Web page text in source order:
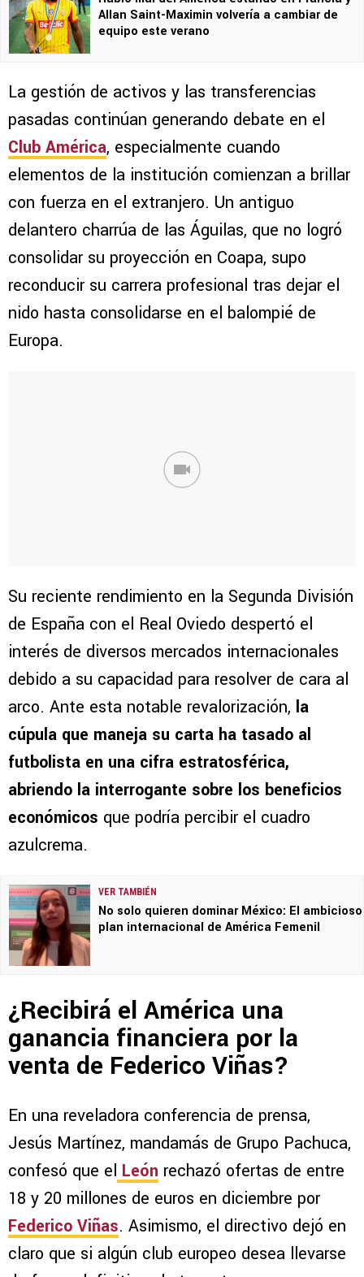
Allan Saint-Maximin volvería a cambiar de
equipo este verano
La gestión de activos y las transferencias
pasadas continúan generando debate en el
Club América, especialmente cuando
elementos de la institución comienzan a brillar
con fuerza en el extranjero. Un antiguo
delantero charrúa de las Águilas, que no logró
consolidar su proyección en Coapa, supo
reconducir su carrera profesional tras dejar el
nido hasta consolidarse en el balompié de
Europa.
Su reciente rendimiento en la Segunda División
de España con el Real Oviedo despertó el
interés de diversos mercados internacionales
debido a su capacidad para resolver de cara al
arco. Ante esta notable revalorización, la
cúpula que maneja su carta ha tasado al
futbolista en una cifra estratosférica,
abriendo la interrogante sobre los beneficios
económicos que podría percibir el cuadro
azulcrema.
VER TAMBIÉN
No solo quieren dominar México: El ambicioso
plan internacional de América Femenil
¿Recibirá el América una
ganancia financiera por la
venta de Federico Viñas?
En una reveladora conferencia de prensa,
Jesús Martínez, mandamás de Grupo Pachuca,
confesó que el León rechazó ofertas de entre
18 y 20 millones de euros en diciembre por
Federico Viñas. Asimismo, el directivo dejó en
claro que si algún club europeo desea llevarse